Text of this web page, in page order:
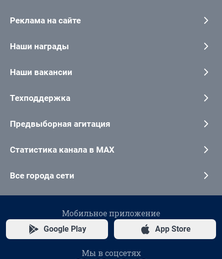
Реклама на сайте
Наши награды
Наши вакансии
Техподдержка
Предвыборная агитация
Статистика канала в MAX
Все города сети
Мобильное приложение
Google Play App Store
Мы в соцсетях